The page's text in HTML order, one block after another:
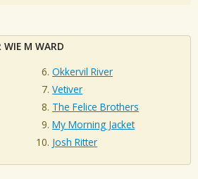
WIE M WARD
Okkervil River
Vetiver
The Felice Brothers
My Morning Jacket
Josh Ritter